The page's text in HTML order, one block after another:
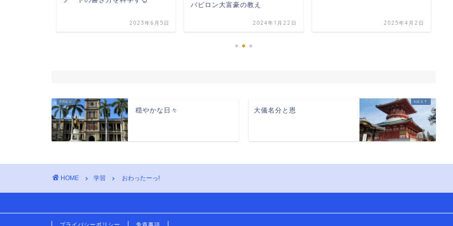
2023年6月5日
バビロン大富豪の教え
2024年1月22日 2025年4月2日
穏やかな日々 大儀名分と恩
HOME 学習 おわったーっ!
プライバシーポリシー 免責事項